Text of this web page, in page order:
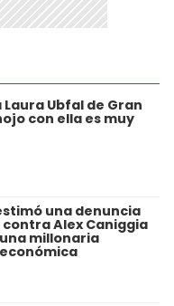
Ubfal de Gran
con ella es muy
una denuncia
contra Alex Caniggia
millonaria